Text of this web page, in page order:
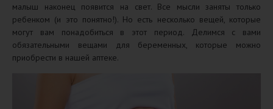
малыш наконец появится на свет. Все мысли заняты только
ребенком (и это понятно!). Но есть несколько вещей, которые
могут вам понадобиться в этот период. Делимся с вами
обязательными вещами для беременных, которые можно
приобрести в нашей аптеке.